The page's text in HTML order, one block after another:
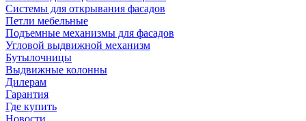
Системы для открывания фасадов
Петли мебельные
Подъемные механизмы для фасадов
Угловой выдвижной механизм
Бутылочницы
Выдвижные колонны
Дилерам
Гарантия
Где купить
Новости